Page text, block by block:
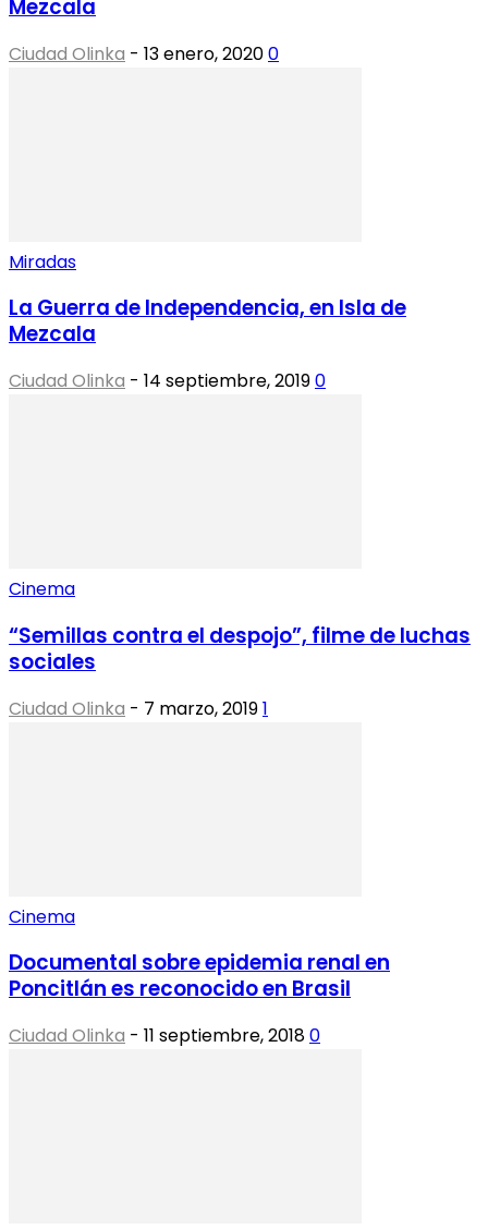
Mezcala
Ciudad Olinka - 13 enero, 20200
Miradas
La Guerra de Independencia, en Isla de
Mezcala
Ciudad Olinka - 14 septiembre, 20190
Cinema
“Semillas contra el despojo”, filme de luchas
sociales
Ciudad Olinka - 7 marzo, 20191
Cinema
Documental sobre epidemia renal en
Poncitlán es reconocido en Brasil
Ciudad Olinka - 11 septiembre, 20180